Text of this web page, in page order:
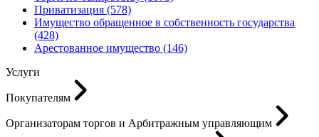
Приватизация (578)
Имущество обращенное в собственность государства
(428)
Арестованное имущество (146)
Услуги
Покупателям
Организаторам торгов и Арбитражным управляющим